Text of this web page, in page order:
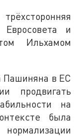
и
Ильхамом
Пашиняна в ЕС
продвигать
на
была